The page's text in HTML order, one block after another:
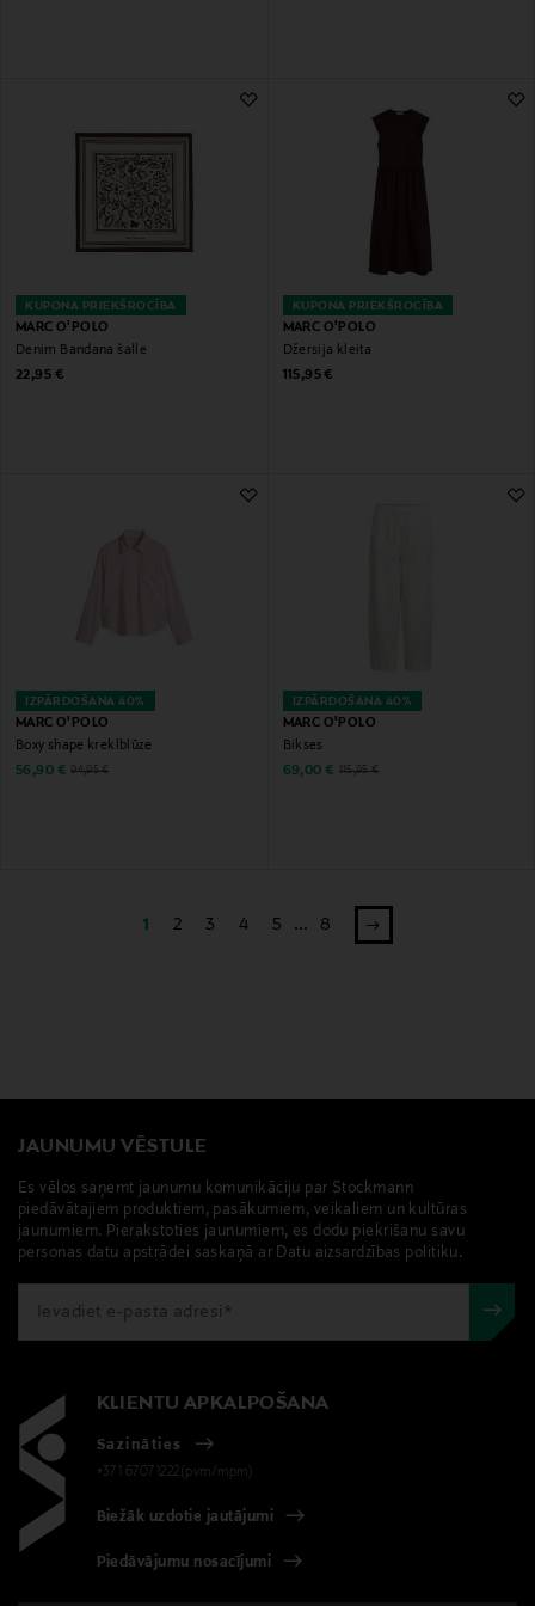
KUPONA PRIEKŠROCĪBA
MARC O'POLO
Denim Bandana šalle
Original Price
22,95 €
KUPONA PRIEKŠROCĪBA
MARC O'POLO
Džersija kleita
Original Price
115,95 €
IZPĀRDOŠANA 40%
MARC O'POLO
Boxy shape kreklblūze
Discounted Price
56,90 € Original Price
94,95 €
IZPĀRDOŠANA 40%
MARC O'POLO
Bikses
Discounted Price
69,00 € Original Price
115,95 €
1 2 3 4 5 ... 8
JAUNUMU VĒSTULE
Es vēlos saņemt jaunumu komunikāciju par Stockmann
piedāvātajiem produktiem, pasākumiem, veikaliem un kultūras
jaunumiem. Pierakstoties jaunumiem, es dodu piekrišanu savu
personas datu apstrādei saskaņā ar Datu aizsardzības politiku.
KLIENTU APKALPOŠANA
Sazināties
+371 67071222(pvm/mpm)
Biežāk uzdotie jautājumi
Piedāvājumu nosacījumi